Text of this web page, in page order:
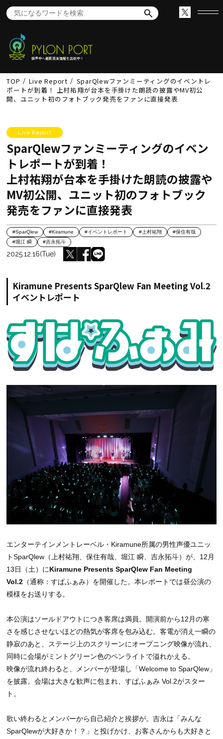
世界中へ最新音楽情報を出航中！
TOP Live Report
SparQlewファンミーティングのイベントレ
ポートが到着！ 上村祐翔が台本を手掛けた朗読の披露やMV初公
開、ユニット初のフォトブック発売をファンに直接発表
Live Report
SparQlewファンミーティングのイベン
トレポートが到着！
上村祐翔が台本を手掛けた朗読の披露や
MV初公開、ユニット初のフォトブック
発売をファンに直接発表
#SparQlew #Kiramune #イベントレポート #上村祐翔
#保住有哉
#堀江 瞬
#吉永拓斗
2025.12.16(Tue)
Kiramune Presents SparQlew Fan Meeting Vol.2
イベントレポート
エンターテインメントレーベル・Kiramune所属の男性声優ユニッ
トSparQlew（上村祐翔、保住有哉、堀江 瞬、吉永拓斗）が、12月
13日（土）にKiramune Presents SparQlew Fan Meeting
Vol.2 （通称：すぱふぁみ）を開催した。本レポートでは昼公演の
模様をお送りする。
本公演はソールドアウトにつき客席は満員。開演前から12月の寒
さを感じさせないほどの熱気が客席を包み込む。客電が消え一瞬の
静寂のあと、ステージ上のスクリーンにオープニング映像が流れ、
同時に会場がミントグリーン色のペンライトで溢れかえる。
映像が流れ終わると、メンバーが登場し「Welcome to SparQlew」
を披露。会場は大きな歓声に包まれ、すぱふぁみ Vol.2がスター
ト。
歌い終わるとメンバーから自己紹介と挨拶が。吉永は「みんな
SparQlewが大好きか！？」と投げかけ、お客さんからも大好きと